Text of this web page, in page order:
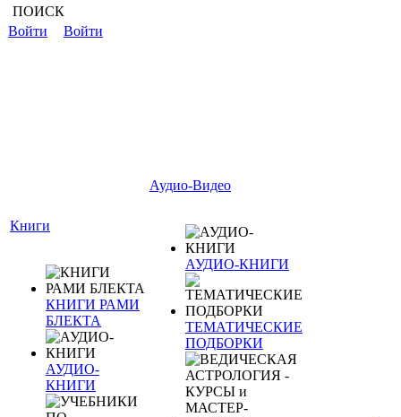
ПОИСК
Войти
Войти
Книги
КНИГИ РАМИ
БЛЕКТА
АУДИО-
КНИГИ
Аудио-Видео
АУДИО-КНИГИ
ТЕМАТИЧЕСКИЕ
ПОДБОРКИ